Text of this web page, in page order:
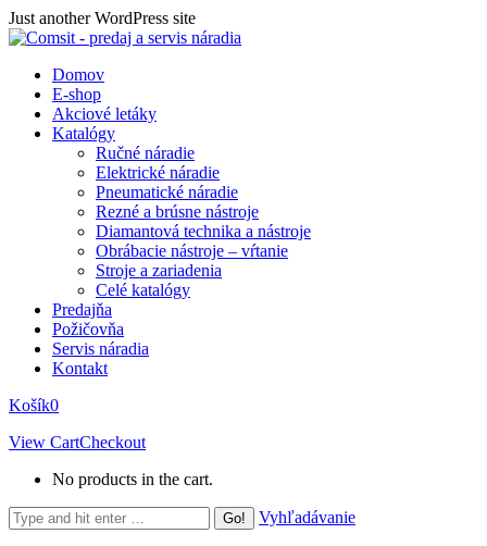
Skip
to
Just another WordPress site
Domov
E-shop
Akciové letáky
Katalógy
Ručné náradie
Elektrické náradie
Pneumatické náradie
Rezné a brúsne nástroje
Diamantová technika a nástroje
Obrábacie nástroje – vŕtanie
Stroje a zariadenia
Celé katalógy
Predajňa
Požičovňa
Servis náradia
Kontakt
Košík0
View CartCheckout
No products in the cart.
Search:
Vyhľadávanie